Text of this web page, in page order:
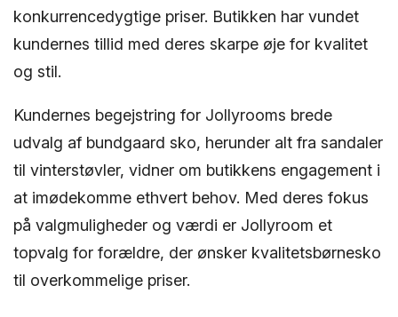
konkurrencedygtige priser. Butikken har vundet
kundernes tillid med deres skarpe øje for kvalitet
og stil.
Kundernes begejstring for Jollyrooms brede
udvalg af bundgaard sko, herunder alt fra sandaler
til vinterstøvler, vidner om butikkens engagement i
at imødekomme ethvert behov. Med deres fokus
på valgmuligheder og værdi er Jollyroom et
topvalg for forældre, der ønsker kvalitetsbørnesko
til overkommelige priser.